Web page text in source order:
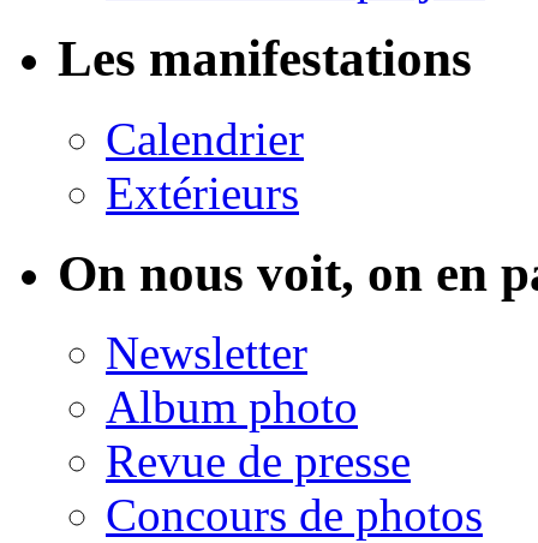
Les manifestations
Calendrier
Extérieurs
On nous voit, on en
Newsletter
Album photo
Revue de presse
Concours de photos